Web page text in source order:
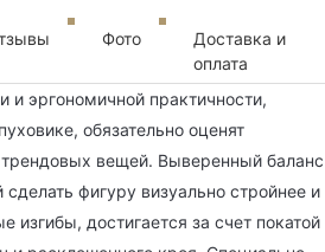
Фото
Доставка и
оплата
и эргономичной практичности,
обязательно оценят
вещей. Выверенный баланс
фигуру визуально стройнее и
изгибы, достигается за счет покатой